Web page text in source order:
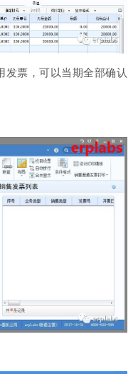
发票，可以当期全部确认